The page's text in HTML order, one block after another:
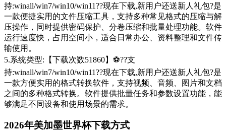
持:winall/win7/win10/win11??现在下载,新用户还送新人礼包?是
一款便捷实用的文件压缩工具，支持多种常见格式的压缩与解
压操作，同时提供密码保护、分卷压缩和批量处理功能。软件
运行速度快，占用空间小，适合日常办公、资料整理和文件传
输使用。
5.系统类型:【下载次数51860】⚽??支
持:winall/win7/win10/win11??现在下载,新用户还送新人礼包?是
一款方便实用的格式转换软件，支持视频、音频、图片和文档
之间的多种格式转换。软件提供批量任务和参数设置功能，能
够满足不同设备和使用场景的需求。
2026年美加墨世界杯下载方式